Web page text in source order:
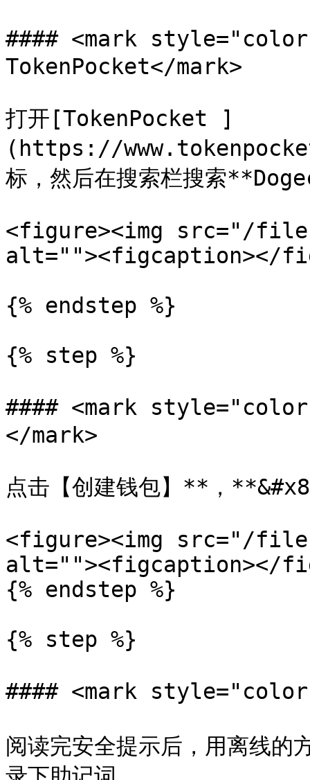
#### <mark
TokenPocket</mark>
打开[TokenPocket ]
(https://
标，然后在搜索栏搜索
<figure><img src="/
alt=""><figcaption></
{% endstep %}
{% step %}
#### <mark
</mark>
点击【创建钱包】**，
<figure><img src="/files/
alt=""><figcaption></
{% endstep %}
{% step %}
#### <mark
阅读完安全提示后，用离线